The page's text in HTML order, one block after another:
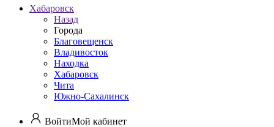
Хабаровск
Назад
Города
Благовещенск
Владивосток
Находка
Хабаровск
Чита
Южно-Сахалинск
ВойтиМой кабинет